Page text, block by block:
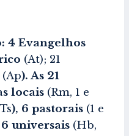
: 4 Evangelhos
(At); 21
(Ap). As 21
locais (Rm, 1 e
), 6 pastorais (1 e
6 universais (Hb,